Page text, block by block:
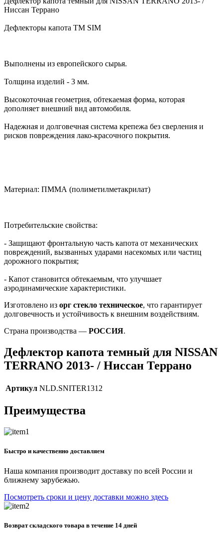
Ниссан Террано
Дефлекторы капота TM SIM
Выполнены из европейского сырья.
Толщина изделий - 3 мм.
Высокоточная геометрия, обтекаемая форма, которая
дополняет внешний вид автомобиля.
Надежная и долговечная система крепежа без сверления и
рисков повреждения лако-красочного покрытия.
Материал: ПММА (полиметилметакрилат)
Потребительские свойства:
- Защищают фронтальную часть капота от механических
повреждений, вызванных ударами насекомых или частиц
дорожного покрытия;
- Капот становится обтекаемым, что улучшает
аэродинамические характеристики.
Изготовлено из орг стекло техническое, что гарантирует
долговечность и устойчивость к внешним воздействиям.
Страна производства — РОССИЯ.
Дефлектор капота темный для NISSAN
TERRANO 2013- / Ниссан Террано
Артикул NLD.SNITER1312
Преимущества
Быстро и качественно доставляем
Наша компания производит доставку по всей России и
ближнему зарубежью.
Посмотреть сроки и цену доставки можно здесь
Возврат складского товара в течение 14 дней